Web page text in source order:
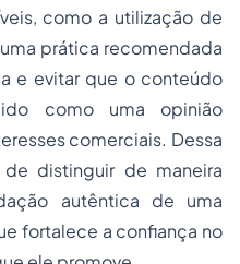
como a utilização de
prática recomendada
e evitar que o conteúdo
como uma opinião
comerciais. Dessa
distinguir de maneira
autêntica de uma
fortalece a confiança no